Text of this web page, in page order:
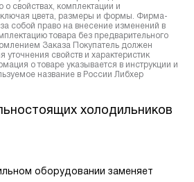
свойствах, комплектации и
цвета, размеры и формы. Фирма-
собой право на внесение изменений в
товара без предварительного
Заказа Покупатель должен
уточнения свойств и характеристик
о товаре указывается в инструкции и
название в России Либхер
холодильников
оборудовании заменяет